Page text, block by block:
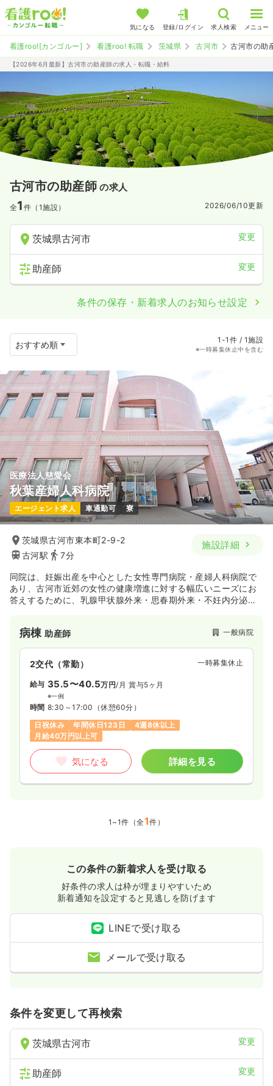
気になる 登録/ログイン 求人検索 メニュー
看護roo![カンゴルー] 看護roo! 転職 茨城県 古河市 古河市の助
【2026年6月最新】古河市の助産師の求人・転職・給料
古河市の助産師 の求人
全1 件（1施設） 2026/06/10更新
茨城県古河市 変更
助産師 変更
条件の保存・新着求人のお知らせ設定
1-1件 / 1施設
※一時募集休止中を含む
医療法人慈愛会
秋葉産婦人科病院
エージェント求人 車通勤可 寮
茨城県古河市東本町2-9-2
古河駅
7分
施設詳細
同院は、妊娠出産を中心とした女性専門病院・産婦人科病院で
あり、古河市近郊の女性の健康増進に対する幅広いニーズにお
答えするために、乳腺甲状腺外来・思春期外来・不妊内分泌外
しております。
病棟 助産師 一般病院
2交代（常勤） 一時募集休止
給与 35.5〜40.5万円/月 賞与5ヶ月
※一例
時間 8:30～17:00 （休憩60分）
日祝休み
年間休日123日
4週8休以上
月給40万円以上可
気になる 詳細を見る
1~1件（全1件）
この条件の新着求人を受け取る
好条件の求人は枠が埋まりやすいため
新着通知を設定すると見逃しを防げます
LINEで受け取る
メールで受け取る
条件を変更して再検索
茨城県古河市 変更
助産師 変更